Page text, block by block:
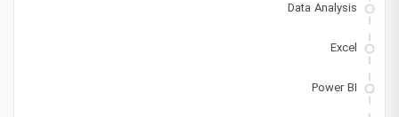
Data Analysis
Excel
Power BI